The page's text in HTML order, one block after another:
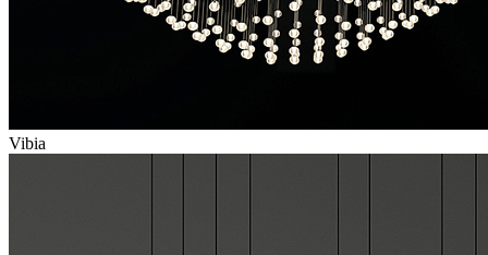
Vibia